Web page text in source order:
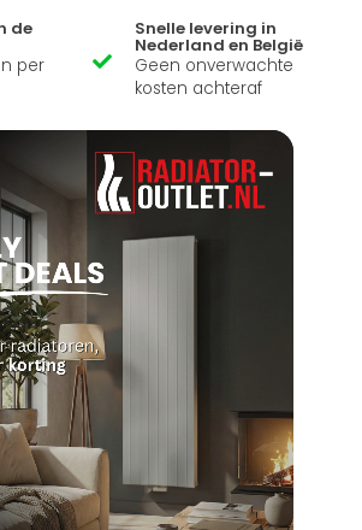
de
per
Snelle levering in
Nederland en België
Geen onverwachte
kosten achteraf